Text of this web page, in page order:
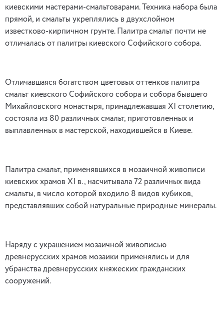
киевскими мастерами-смальтоварами. Техника набора была
прямой, и смальты укреплялись в двухслойном
известково-кирпичном грунте. Палитра смальт почти не
отличалась от палитры киевского Софийского собора.
Отличавшаяся богатством цветовых оттенков палитра
смальт киевского Софийского собора и собора бывшего
Михайловского монастыря, принадлежавшая XI столетию,
состояла из 80 различных смальт, приготовленных и
выплавленных в мастерской, находившейся в Киеве.
Палитра смальт, применявшихся в мозаичной живописи
киевских храмов XI в., насчитывала 72 различных вида
смальты, в число которой входило 8 видов кубиков,
представлявших собой натуральные природные минералы.
Наряду с украшением мозаичной живописью
древнерусских храмов мозаики применялись и для
убранства древнерусских княжеских гражданских
сооружений.